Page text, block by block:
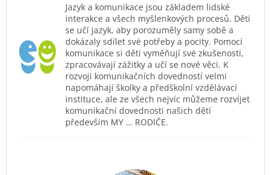
Jazyk a komunikace jsou základem lidské
interakce a všech myšlenkových procesů. Děti
se učí jazyk, aby porozuměly samy sobě a
dokázaly sdílet své potřeby a pocity. Pomocí
komunikace si děti vyměňují své zkušenosti,
zpracovávají zážitky a učí se nové věci. K
rozvoji komunikačních dovedností velmi
napomáhají školky a předškolní vzdělávací
instituce, ale ze všech nejvíc můžeme rozvíjet
komunikační dovednosti našich dětí
především MY … RODIČE.